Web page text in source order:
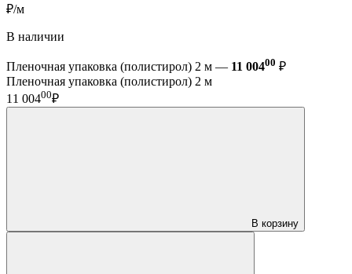
₽/м
В наличии
Пленочная упаковка (полистирол) 2 м — 11 00400 ₽
Пленочная упаковка (полистирол) 2 м
11 00400₽
В корзину